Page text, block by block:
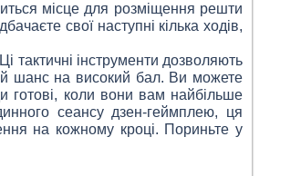
місце для розміщення решти
свої наступні кілька ходів,
тактичні інструменти дозволяють
шанс на високий бал. Ви можете
готові, коли вони вам найбільше
сеансу дзен-геймплею, ця
на кожному кроці. Пориньте у